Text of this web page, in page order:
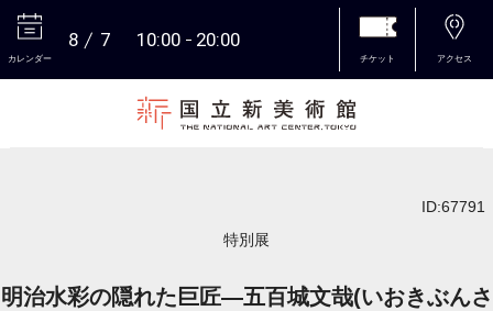
カレンダー
8 7 10:00 20:00
チケット アクセス
ID:67791
特別展
明治水彩の隠れた巨匠―五百城文哉(いおきぶんさ